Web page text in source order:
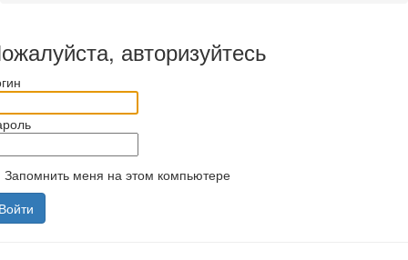
авторизуйтесь
Запомнить меня на этом компьютере